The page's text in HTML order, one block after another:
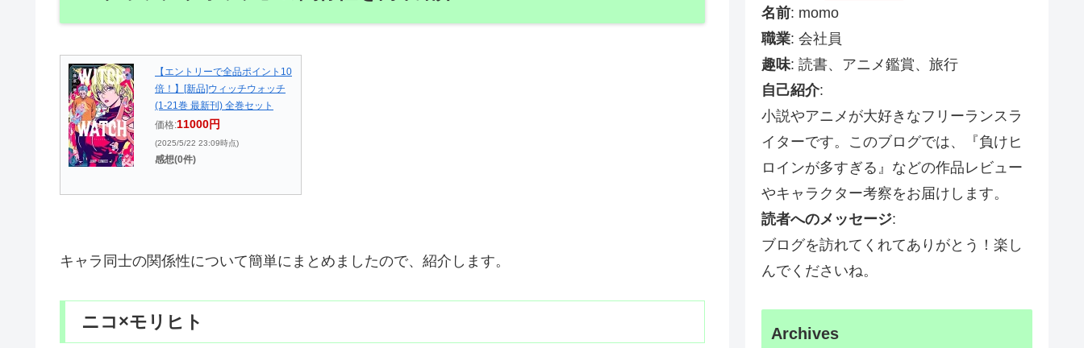
【エントリーで全品ポイント10
倍！】[新品]ウィッチウォッチ
(1-21巻 最新刊) 全巻セット
価格:11000円
(2025/5/22 23:09時点)
感想(0件)
キャラ同士の関係性について簡単にまとめましたので、紹介します。
ニコ×モリヒト
名前: momo
職業: 会社員
趣味: 読書、アニメ鑑賞、旅行
自己紹介:
小説やアニメが大好きなフリーランスラ
イターです。このブログでは、『負けヒ
ロインが多すぎる』などの作品レビュー
やキャラクター考察をお届けします。
読者へのメッセージ:
ブログを訪れてくれてありがとう！楽し
んでくださいね。
Archives